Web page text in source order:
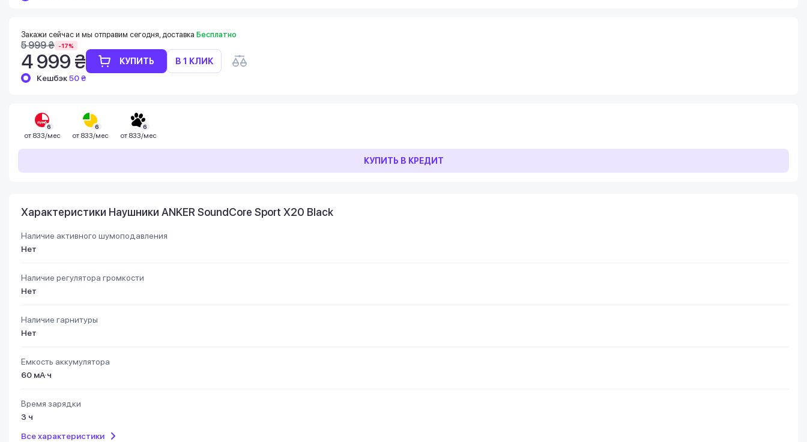
Закажи сейчас и мы отправим сегодня, доставка Бесплатно
5 999 ₴ -17%
4 999 ₴ КУПИТЬ
В 1 КЛИК
Кешбэк50 ₴
Накопленными бонусами можно оплатить
до 99% стоимости следующей покупки:
детальнее
6
от 833/мес
6
от 833/мес
6
от 833/мес
КУПИТЬ В КРЕДИТ
Характеристики Наушники ANKER SoundCore Sport X20 Black
Наличие активного шумоподавления
Нет
Наличие регулятора громкости
Нет
Наличие гарнитуры
Нет
Емкость аккумулятора
60 мА·ч
Время зарядки
3 ч
Все характеристики